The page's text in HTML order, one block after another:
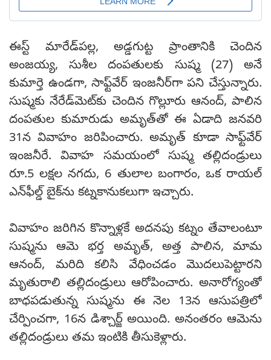
ఈస్ట్ మారేడ్‌పల్ల, అడ్డగుట్ట ప్రాంతానికి చెందిన
అంజయ్య, సుశీల దంపతులకు సుష్మ (27) అనే
కుమార్తె ఉండగా, సాఫ్ట్‌వేర్ ఇంజనీర్‌గా పని చేస్తున్నారు.
సుష్మకు నేరేడ్‌మెట్‌కు చెందిన గొల్లూరు ఆనంద్, పాలిన
దంపతుల కుమారుడు అమృత్‌తో ఈ ఏడాది జనవరి
31న వివాహం జరిపించారు. అమృత్ కూడా సాఫ్ట్‌వేర్
ఇంజనీరే. వివాహ సమయంలో సుష్మ తల్లిదండ్రులు
రూ.5 లక్షల నగదు, 6 తులాల బంగారం, ఒక రాయల్
ఎన్‌ఫీల్డ్ బైక్‌ను కట్నకానుకలుగా ఇచ్చారు.
వివాహం జరిగిన కొన్నాళ్లకే అదనపు కట్నం తేవాలంటూ
సుష్మను ఆమె భర్త అమృత్, అత్త పాలిన, మామ
ఆనంద్, మరిది కలిసి వేధించడం మొదలుపెట్టారని
మృతురాలి తల్లిదండ్రులు ఆరోపించారు. అనారోగ్యంతో
బాధపడుతున్న సుష్మను ఈ నెల 13న ఆసుపత్రిలో
చేర్పించగా, 16న డిశ్చార్జ్ అయింది. అనంతరం ఆమెను
తల్లిదండ్రులు తమ ఇంటికి తీసుకెళ్లారు.